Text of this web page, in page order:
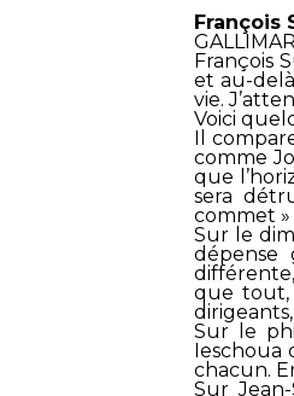
François
François
et au-
vie.
Voici
Il
comme
que
sera
commet »
Sur le
dépense
que tout,
Sur le
Ieschoua
chacun.
Sur